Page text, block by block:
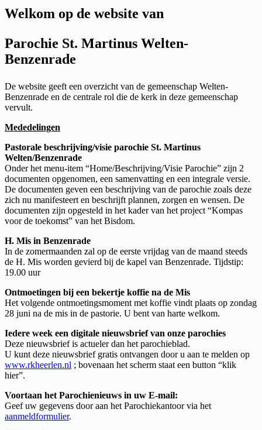
Welkom op de website van
Parochie St. Martinus Welten-
Benzenrade
De website geeft een overzicht van de gemeenschap Welten-
Benzenrade en de centrale rol die de kerk in deze gemeenschap
vervult.
Mededelingen
Pastorale beschrijving/visie parochie St. Martinus
Welten/Benzenrade
Onder het menu-item “Home/Beschrijving/Visie Parochie” zijn 2
documenten opgenomen, een samenvatting en een integrale versie.
De documenten geven een beschrijving van de parochie zoals deze
zich nu manifesteert en beschrijft plannen, zorgen en wensen. De
documenten zijn opgesteld in het kader van het project “Kompas
voor de toekomst” van het Bisdom.
H. Mis in Benzenrade
In de zomermaanden zal op de eerste vrijdag van de maand steeds
de H. Mis worden gevierd bij de kapel van Benzenrade. Tijdstip:
19.00 uur
Ontmoetingen bij een bekertje koffie na de Mis
Het volgende ontmoetingsmoment met koffie vindt plaats op zondag
28 juni na de mis in de pastorie. U bent van harte welkom.
Iedere week een digitale nieuwsbrief van onze parochies
Deze nieuwsbrief is actueler dan het parochieblad.
U kunt deze nieuwsbrief gratis ontvangen door u aan te melden op
www.rkheerlen.nl ; bovenaan het scherm staat een button “klik
hier”.
Voortaan het Parochienieuws in uw E-mail:
Geef uw gegevens door aan het Parochiekantoor via het
aanmeldformulier.